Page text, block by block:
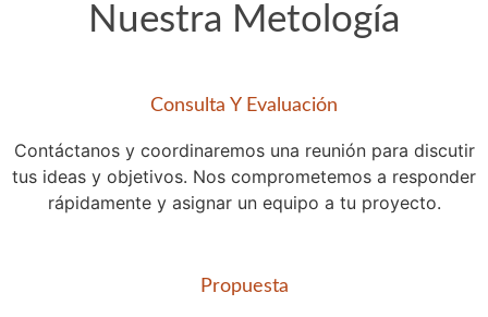
Nuestra Metología
Consulta Y Evaluación
Contáctanos y coordinaremos una reunión para discutir
tus ideas y objetivos. Nos comprometemos a responder
rápidamente y asignar un equipo a tu proyecto.
Propuesta